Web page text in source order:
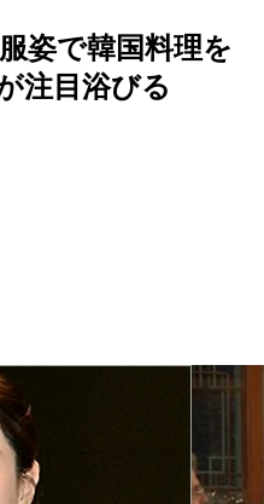
姿で韓国料理を
注目浴びる